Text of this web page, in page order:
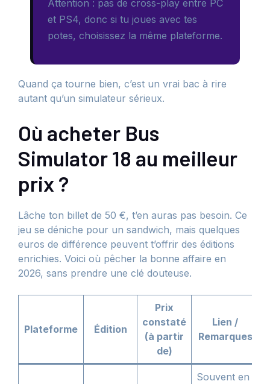
Attention : pas de cross-play entre PC
et PS4, donc si tu joues avec tes
potes, choisissez la même plateforme.
Quand ça tourne bien, c’est un vrai bac à rire
autant qu’un simulateur sérieux.
Où acheter Bus
Simulator 18 au meilleur
prix ?
Lâche ton billet de 50 €, t’en auras pas besoin. Ce
jeu se déniche pour un sandwich, mais quelques
euros de différence peuvent t’offrir des éditions
enrichies. Voici où pêcher la bonne affaire en
2026, sans prendre une clé douteuse.
Plateforme Édition
Prix
constaté
(à partir
de)
Lien /
Remarques
Souvent en